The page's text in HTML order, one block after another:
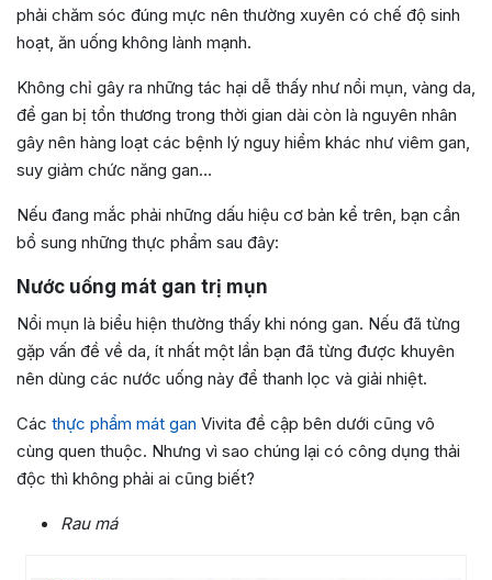
phải chăm sóc đúng mực nên thường xuyên có chế độ sinh
hoạt, ăn uống không lành mạnh.
Không chỉ gây ra những tác hại dễ thấy như nổi mụn, vàng da,
để gan bị tổn thương trong thời gian dài còn là nguyên nhân
gây nên hàng loạt các bệnh lý nguy hiểm khác như viêm gan,
suy giảm chức năng gan…
Nếu đang mắc phải những dấu hiệu cơ bản kể trên, bạn cần
bổ sung những thực phẩm sau đây:
Nước uống mát gan trị mụn
Nổi mụn là biểu hiện thường thấy khi nóng gan. Nếu đã từng
gặp vấn đề về da, ít nhất một lần bạn đã từng được khuyên
nên dùng các nước uống này để thanh lọc và giải nhiệt.
Các thực phẩm mát gan Vivita đề cập bên dưới cũng vô
cùng quen thuộc. Nhưng vì sao chúng lại có công dụng thải
độc thì không phải ai cũng biết?
Rau má